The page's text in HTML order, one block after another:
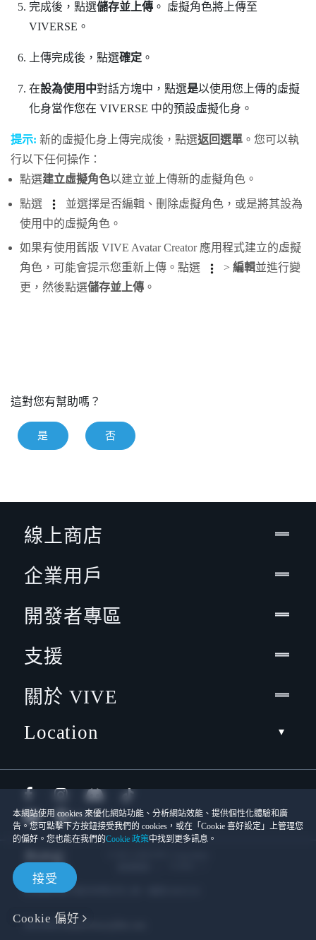
完成後，點選儲存並上傳。 虛擬角色將上傳至
VIVERSE 。
上傳完成後，點選確定。
在設為使用中對話方塊中，點選是以使用您上傳的虛擬
化身當作您在 VIVERSE 中的預設虛擬化身。
提示: 新的虛擬化身上傳完成後，點選返回選單 。您可以執
行以下任何操作：
點選建立虛擬角色以建立並上傳新的虛擬角色。
點選
並選擇是否編輯、刪除虛擬角色，或是將其設為
使用中的虛擬角色。
如果有使用舊版 VIVE Avatar Creator應用程式建立的虛擬
角色，可能會提示您重新上傳。點選
> 編輯並進行變
更，然後點選儲存並上傳。
這對您有幫助嗎？
是 否
本網站使用 cookies 來優化網站功能、分析網站效能、提供個性化體驗和廣
告。您可點擊下方按鈕接受我們的 cookies，或在「Cookie 喜好設定」上管理您
的偏好。您也能在我們的Cookie 政策中找到更多訊息。
接受
Cookie 偏好
線上商店
企業用戶
開發者專區
支援
關於 VIVE
Location
宏達國際電子股份有限公司 | 統一編號16003518
隱私聯絡:Global-Privacy@htc.com